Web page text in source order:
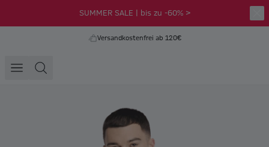
SUMMER SALE | bis zu -60% >
Versandkostenfrei ab 120€